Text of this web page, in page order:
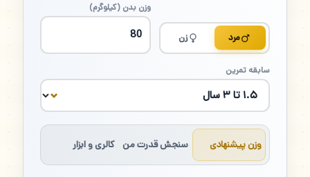
مرد زن
وزن بدن (کیلوگرم)
سابقه تمرین
وزن پیشنهادی سنجش قدرت من کالری و ابزار